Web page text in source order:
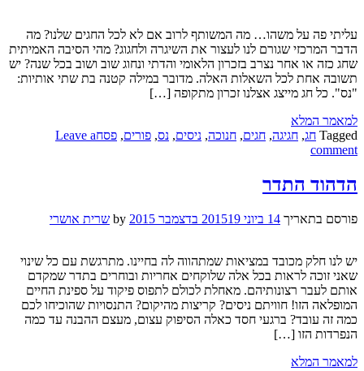
עליתי פה על משהו… מה המשותף לרוב אם לא לכל החגים שלנו? מה
הדבר המרכזי שגורם לנו לעצור את השיגרה ולחגוג? מהי הסיבה האמיתית
שחג כזה או אחר נצרב בזכרון הלאומי והדתי ונחוג שוב ושוב בכל שנה? יש
תשובה אחת לכל השאלות האלה. מדובר במילה קטנה בת שתי אותיות:
"נס". כל חג מייצג אצלנו זכרון מתקופה […]
למאמר המלא
Tagged חג, חגיגה, חגים, חנוכה, ניסים, נס, פורים, פסחLeave a
comment
הדהוד התדר
פורסם בתאריך 14 ביוני 2015 19 בדצמבר 2015 שרית אושרי
יש לנו חלק מכובד במציאות שמתהווה לה בחיינו. מתרגשת עם כל שינוי
שאני זוכה לראות בכל אלה שלוקחים אחריות ובוחרים בתדר שמקדם
אותם לעבר רצונותיהם. מאחלת לכולם לתפוס פיקוד על ספינת החיים
המופלאה הזו! חוויתם ניסים? קריצות מהיקום? התנסויות שהוכיחו לכם
כמה זה עובד? ברגעי חסד כאלה הסיפוק עצום, מעצם ההבנה עד כמה
הנפרדות הזו […]
למאמר המלא